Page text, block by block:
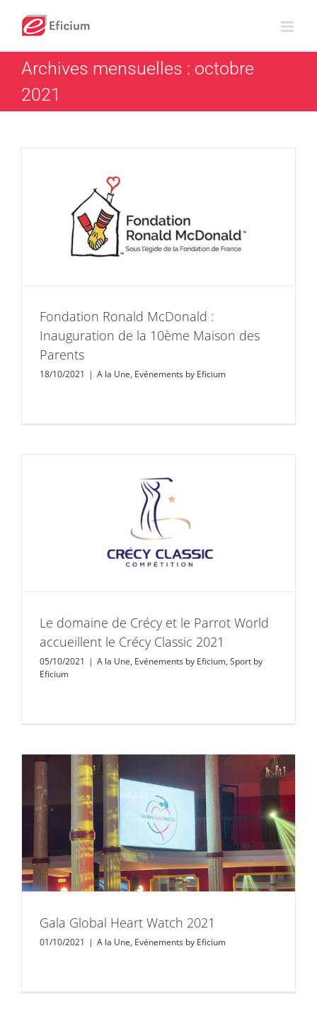
contenu
Archives mensuelles : octobre
2021
Fondation Ronald McDonald :
Inauguration de la 10ème Maison des
Parents
18/10/2021 | A la Une, Evénements by Eficium
Le domaine de Crécy et le Parrot World
accueillent le Crécy Classic 2021
05/10/2021 | A la Une, Evénements by Eficium, Sport by
Eficium
Gala Global Heart Watch 2021
01/10/2021 | A la Une, Evénements by Eficium